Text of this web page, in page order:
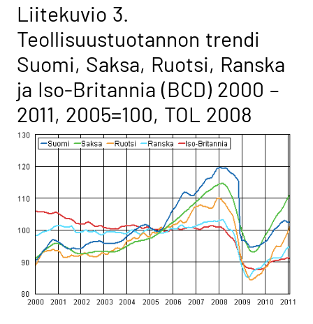
Liitekuvio 3.
Teollisuustuotannon trendi
Suomi, Saksa, Ruotsi, Ranska
ja Iso-Britannia (BCD) 2000 –
2011, 2005=100, TOL 2008